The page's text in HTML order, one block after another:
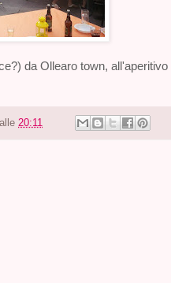
da Ollearo town, all'aperitivo
alle 20:11